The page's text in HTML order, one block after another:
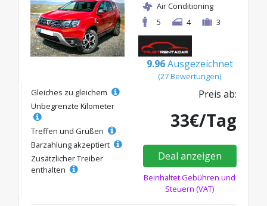
Air Conditioning
5
4 3
9.96 Ausgezeichnet
(27 Bewertungen)
Gleiches zu gleichem
Unbegrenzte Kilometer
Treffen und Grüßen
Barzahlung akzeptiert
Zusätzlicher Treiber
enthalten
Preis ab:
33€/Tag
Deal anzeigen
Beinhaltet Gebühren und
Steuern (VAT)